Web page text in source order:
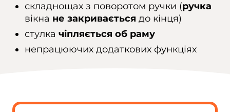
складнощах з поворотом ручки (ручка
вікна не закривається до кінця)
стулка чіпляється об раму
непрацюючих додаткових функціях